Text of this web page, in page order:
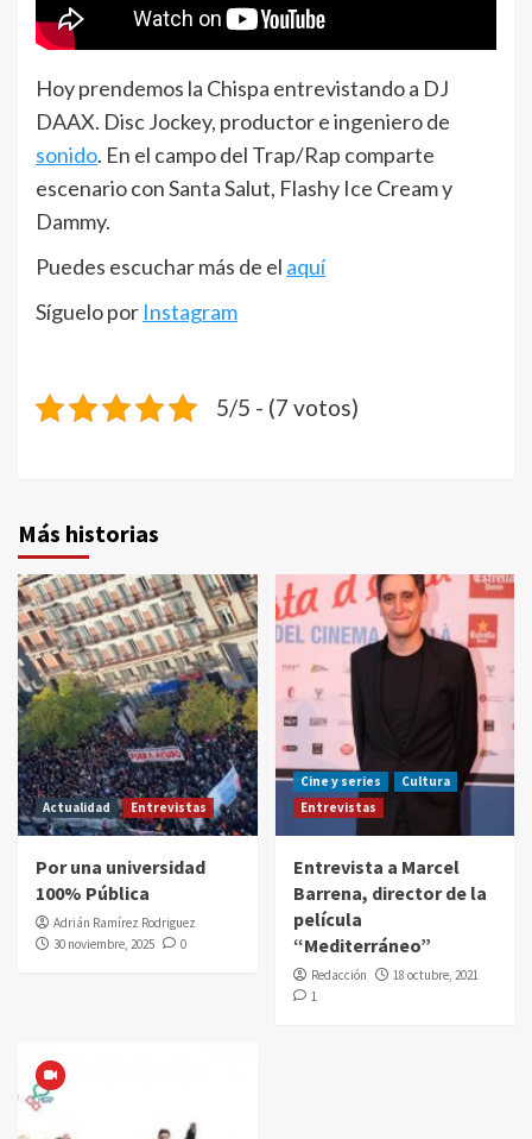
Hoy prendemos la Chispa entrevistando a DJ
DAAX. Disc Jockey, productor e ingeniero de
sonido. En el campo del Trap/Rap comparte
escenario con Santa Salut, Flashy Ice Cream y
Dammy.
Puedes escuchar más de el aquí
Síguelo por Instagram
5/5 - (7 votos)
Más historias
Actualidad Entrevistas
Por una universidad
100% Pública
Adrián Ramírez Rodriguez
30 noviembre, 2025
0
Cine y series
Cultura
Entrevistas
Entrevista a Marcel
Barrena, director de la
película
“Mediterráneo”
Redacción
18 octubre, 2021
1